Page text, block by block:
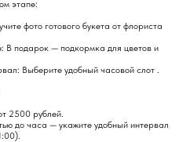
этапе:
фото готового букета от флориста
В подарок — подкормка для цветов и
Выберите удобный часовой слот .
2500 рублей.
до часа — укажите удобный интервал